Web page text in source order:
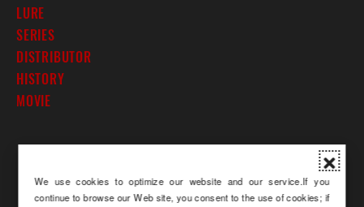
We use cookies to optimize our website and our service.If you
continue to browse our Web site, you consent to the use of cookies; if
LURE
SERIES
DISTRIBUTOR
HISTORY
MOVIE